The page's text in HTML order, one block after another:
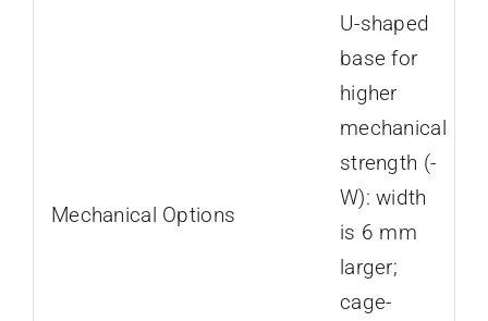
Mechanical Options
U-shaped
base for
higher
mechanical
strength (-
W): width
is 6 mm
larger;
cage-